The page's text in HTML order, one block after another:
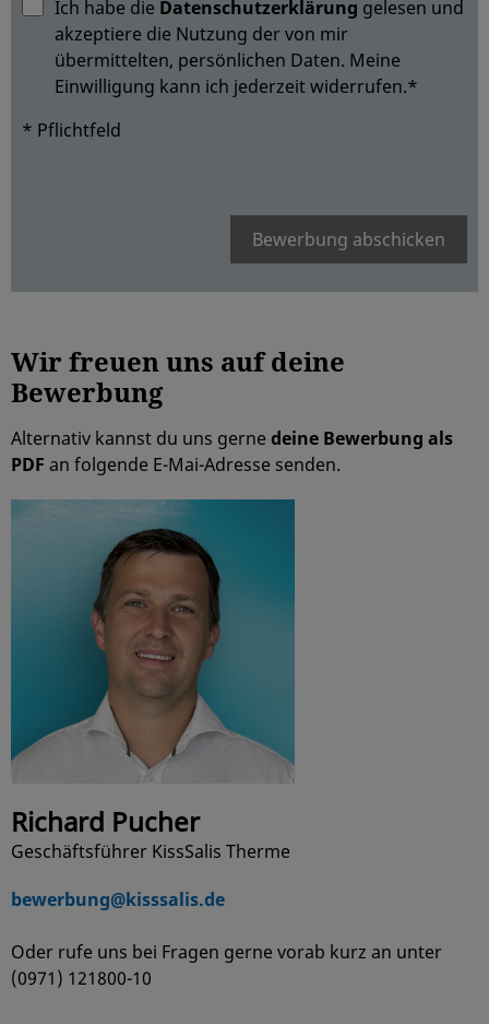
Ich habe die Datenschutzerklärung gelesen und
akzeptiere die Nutzung der von mir
übermittelten, persönlichen Daten. Meine
Einwilligung kann ich jederzeit widerrufen.*
* Pflichtfeld
Bewerbung abschicken
Wir freuen uns aufdeine
Bewerbung
Alternativ kannst du uns gernedeine Bewerbung als
PDF an folgende E-Mai-Adresse senden.
Richard Pucher
Geschäftsführer KissSalis Therme
bewerbung@kisssalis.de
Oder rufe uns bei Fragen gerne vorab kurz an unter
(0971) 121800-10